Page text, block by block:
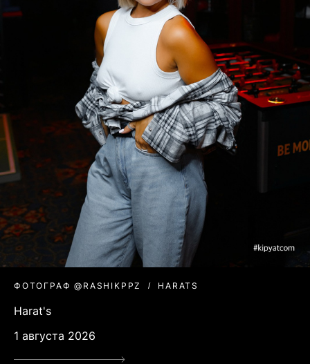
ФОТОГРАФ @RASHIKPPZ HARATS
Harat's
1 августа 2026